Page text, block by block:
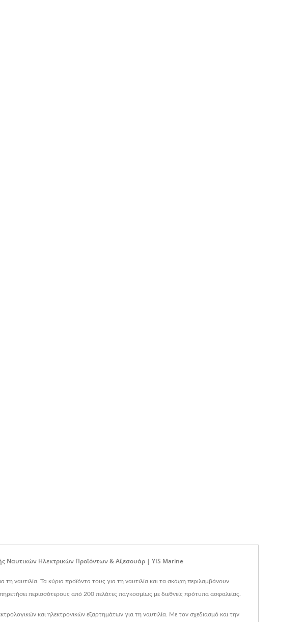
Ναυτικών Ηλεκτρικών Προϊόντων & Αξεσουάρ | YIS Marine
ναυτιλία. Τα κύρια προϊόντα τους για τη ναυτιλία και τα σκάφη περιλαμβάνουν
περισσότερους από 200 πελάτες παγκοσμίως με διεθνείς πρότυπα ασφαλείας.
και ηλεκτρονικών εξαρτημάτων για τη ναυτιλία. Με τον σχεδιασμό και την